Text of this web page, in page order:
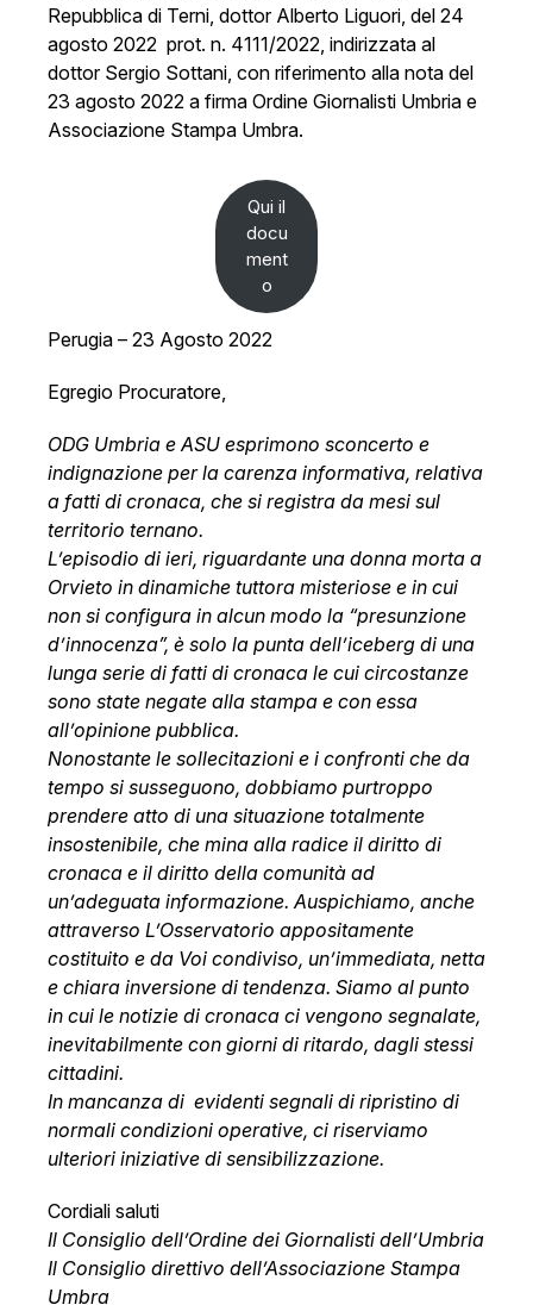
Repubblica di Terni, dottor Alberto Liguori, del 24
agosto 2022 prot. n. 4111/2022, indirizzata al
dottor Sergio Sottani, con riferimento alla nota del
23 agosto 2022 a firma Ordine Giornalisti Umbria e
Associazione Stampa Umbra.
Qui il
docu
ment
o
Perugia – 23 Agosto 2022
Egregio Procuratore,
ODG Umbria e ASU esprimono sconcerto e
indignazione per la carenza informativa, relativa
a fatti di cronaca, che si registra da mesi sul
territorio ternano.
L’episodio di ieri, riguardante una donna morta a
Orvieto in dinamiche tuttora misteriose e in cui
non si configura in alcun modo la “presunzione
d’innocenza”, è solo la punta dell’iceberg di una
lunga serie di fatti di cronaca le cui circostanze
sono state negate alla stampa e con essa
all’opinione pubblica.
Nonostante le sollecitazioni e i confronti che da
tempo si susseguono, dobbiamo purtroppo
prendere atto di una situazione totalmente
insostenibile, che mina alla radice il diritto di
cronaca e il diritto della comunità ad
un’adeguata informazione. Auspichiamo, anche
attraverso L’Osservatorio appositamente
costituito e da Voi condiviso, un’immediata, netta
e chiara inversione di tendenza. Siamo al punto
in cui le notizie di cronaca ci vengono segnalate,
inevitabilmente con giorni di ritardo, dagli stessi
cittadini.
In mancanza di evidenti segnali di ripristino di
normali condizioni operative, ci riserviamo
ulteriori iniziative di sensibilizzazione.
Cordiali saluti
Il Consiglio dell’Ordine dei Giornalisti dell’Umbria
Il Consiglio direttivo dell’Associazione Stampa
Umbra